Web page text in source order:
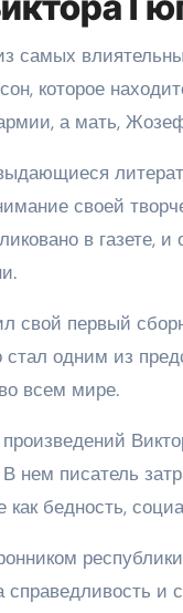
самых
которое
а мать,
своей
в
свой первый
стал одним из
всем мире.
В нем писатель
как бедность,
и